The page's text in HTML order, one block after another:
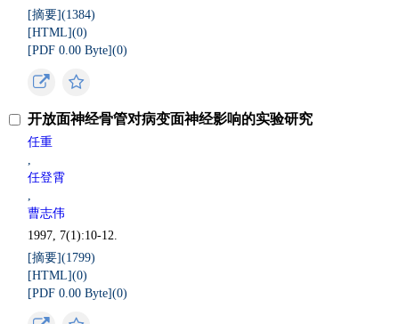
[摘要](1384)
[HTML](0)
[PDF 0.00 Byte](0)
开放面神经骨管对病变面神经影响的实验研究
任重
,
任登霄
,
曹志伟
1997, 7(1):10-12.
[摘要](1799)
[HTML](0)
[PDF 0.00 Byte](0)